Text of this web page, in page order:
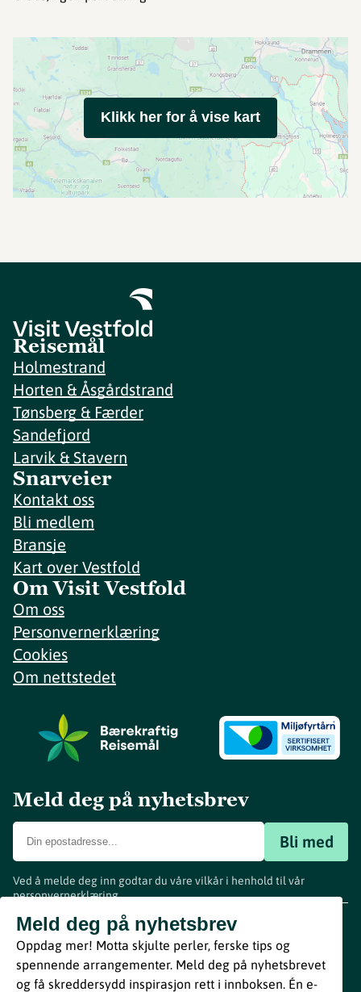
Klikk her for å vise kart
Reisemål
Holmestrand
Horten & Åsgårdstrand
Tønsberg & Færder
Sandefjord
Larvik & Stavern
Snarveier
Kontakt oss
Bli medlem
Bransje
Kart over Vestfold
Om Visit Vestfold
Om oss
Personvernerklæring
Cookies
Om nettstedet
Meld deg på nyhetsbrev
Bli med
Ved å melde deg inn godtar du våre vilkår i henhold til vår
personvernerklæring.
Meld deg på nyhetsbrev
Oppdag mer! Motta skjulte perler, ferske tips og
spennende arrangementer. Meld deg på nyhetsbrevet
og få skreddersydd inspirasjon rett i innboksen. Én e-
www.visitvestfold.com
Turistinformasjon
Vestfold Fylkeskommune
ByBreakfast